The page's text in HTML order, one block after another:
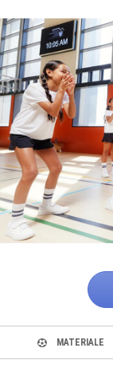
MATERIALE